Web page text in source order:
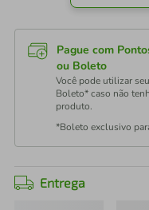
Pague com
ou Boleto
Você pode utilizar
Boleto* caso não
produto.
*Boleto exclusivo
Entrega